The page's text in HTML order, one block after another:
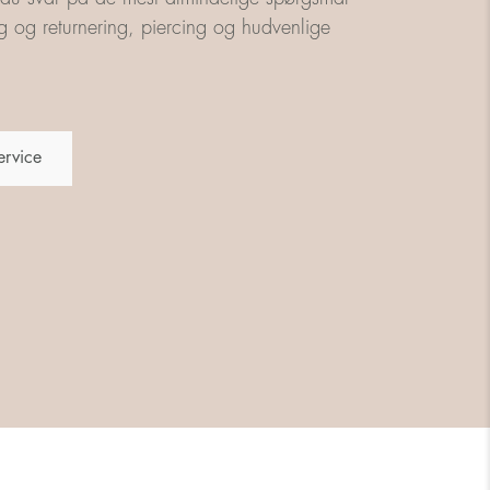
og returnering, piercing og hudvenlige